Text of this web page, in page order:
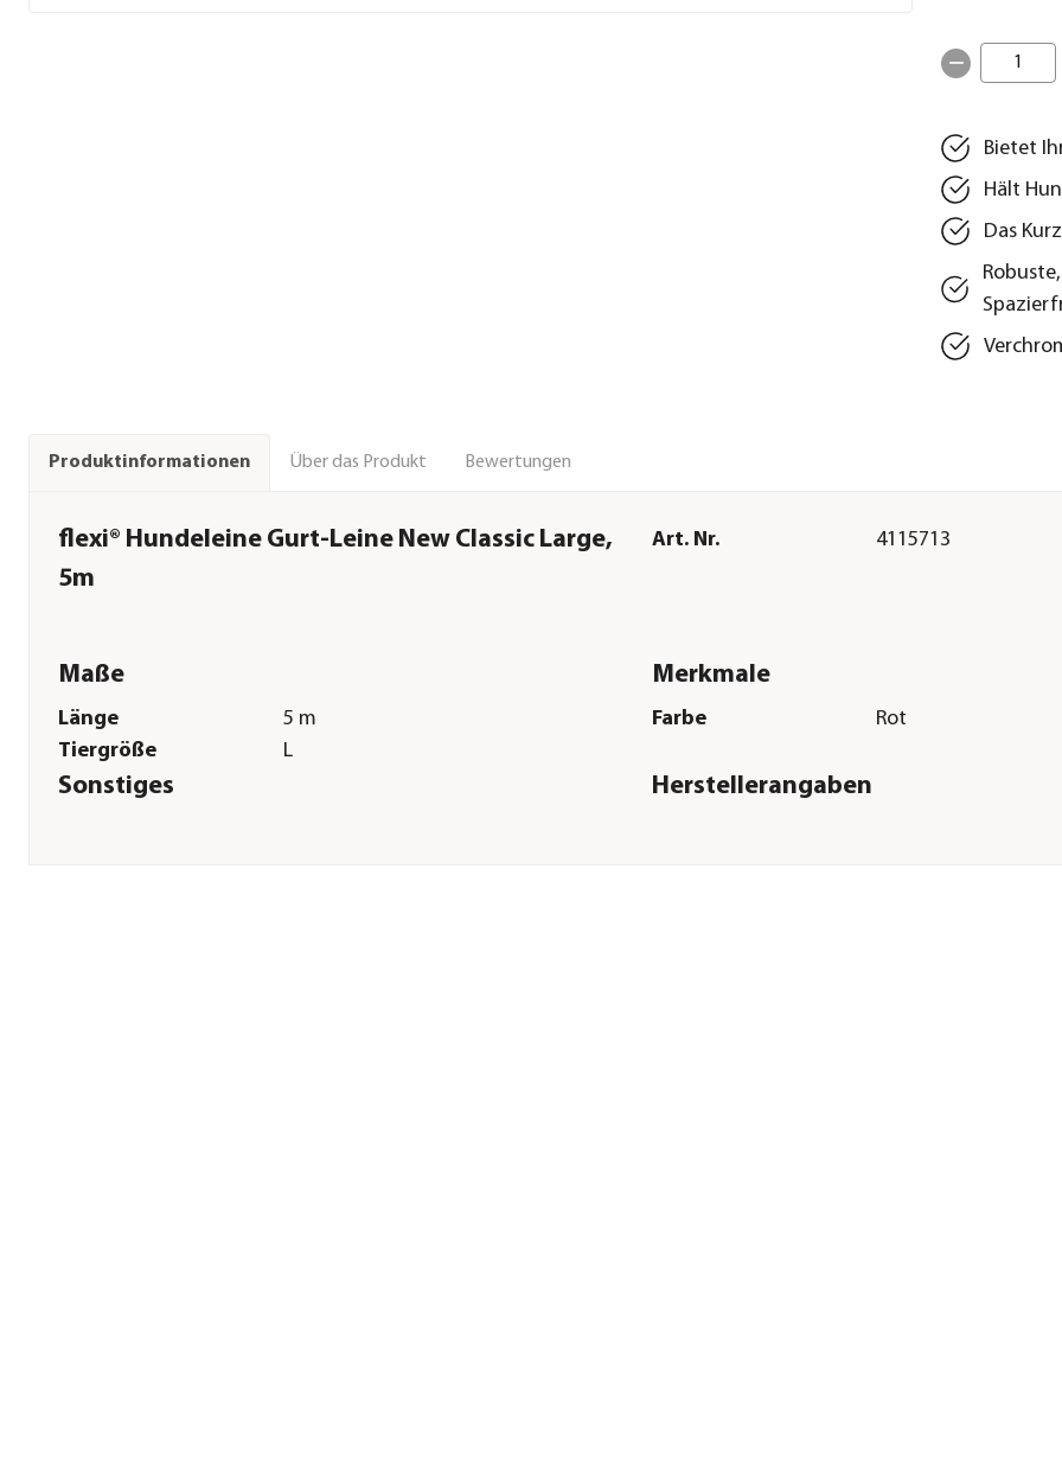
1
Bietet
Hält
Das
Produktinformationen Über das Produkt Bewertungen
flexi® Hundeleine Gurt-Leine New Classic Large,
5m
Art. Nr. 4115713
Maße
Länge
5 m
Tiergröße
L
Merkmale
Farbe Rot
Sonstiges Herstellerangaben